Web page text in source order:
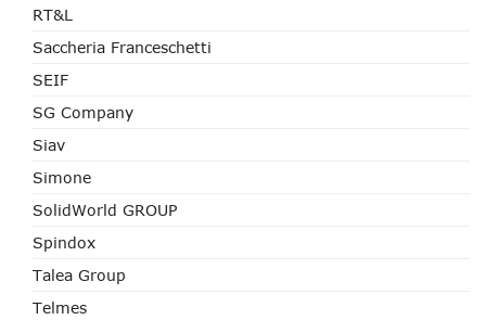
RT&L
Saccheria Franceschetti
SEIF
SG Company
Siav
Simone
SolidWorld GROUP
Spindox
Talea Group
Telmes